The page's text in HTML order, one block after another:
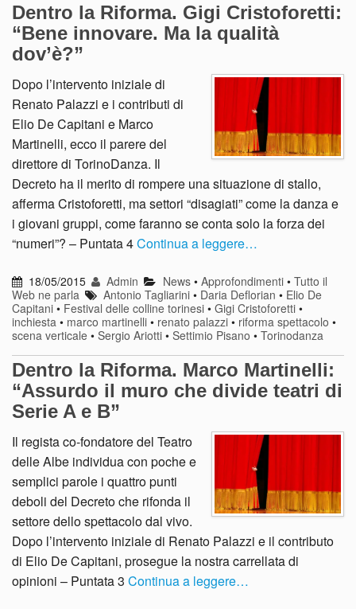
Dentro la Riforma. Gigi Cristoforetti:
“Bene innovare. Ma la qualità
dov’è?”
Dopo l’intervento iniziale di
Renato Palazzi e i contributi di
Elio De Capitani e Marco
Martinelli, ecco il parere del
direttore di TorinoDanza. Il
Decreto ha il merito di rompere una situazione di stallo,
afferma Cristoforetti, ma settori “disagiati” come la danza e
i giovani gruppi, come faranno se conta solo la forza dei
“numeri”? – Puntata 4Continua a leggere…
18/05/2015 Admin News• Approfondimenti• Tutto il
Web ne parla
Antonio Tagliarini • Daria Deflorian • Elio De
Capitani • Festival delle colline torinesi • Gigi Cristoforetti •
inchiesta • marco martinelli • renato palazzi • riforma spettacolo •
scena verticale • Sergio Ariotti • Settimio Pisano • Torinodanza
Dentro la Riforma. Marco Martinelli:
“Assurdo il muro che divide teatri di
Serie A e B”
Il regista co-fondatore del Teatro
delle Albe individua con poche e
semplici parole i quattro punti
deboli del Decreto che rifonda il
settore dello spettacolo dal vivo.
Dopo l’intervento iniziale di Renato Palazzi e il contributo
di Elio De Capitani, prosegue la nostra carrellata di
opinioni – Puntata 3 Continua a leggere…